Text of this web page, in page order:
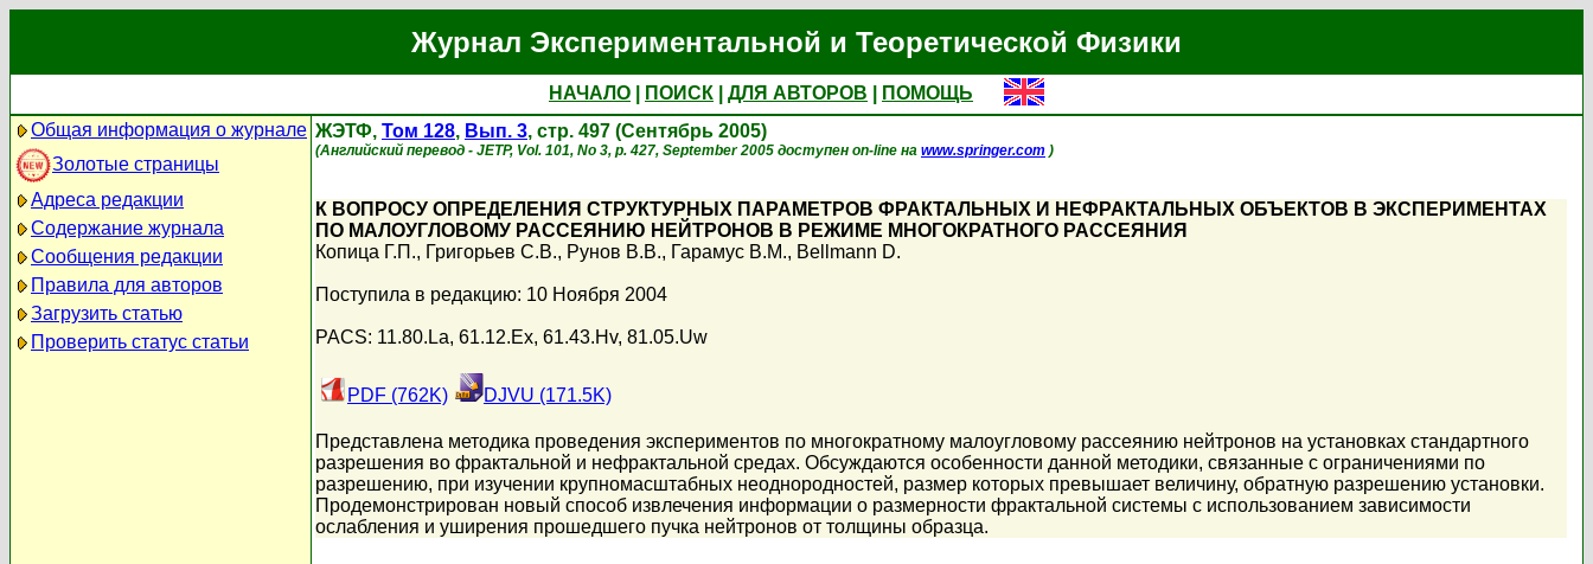
Журнал Экспериментальной и Теоретической Физики
НАЧАЛО ПОИСК ДЛЯ АВТОРОВ
ПОМОЩЬ
Общая информация о журнале
Золотые страницы
Адреса редакции
Содержание журнала
Сообщения редакции
Правила для авторов
Загрузить статью
Проверить статус статьи
ЖЭТФ, Том 128, Вып. 3, стр. 497 (Сентябрь 2005)
(Английский перевод - JETP, Vol. 101, No 3, p. 427, September 2005 доступен on-line на www.springer.com )
К ВОПРОСУ ОПРЕДЕЛЕНИЯ СТРУКТУРНЫХ ПАРАМЕТРОВ ФРАКТАЛЬНЫХ И НЕФРАКТАЛЬНЫХ ОБЪЕКТОВ В ЭКСПЕРИМЕНТАХ
ПО МАЛОУГЛОВОМУ РАССЕЯНИЮ НЕЙТРОНОВ В РЕЖИМЕ МНОГОКРАТНОГО РАССЕЯНИЯ
Копица Г.П., Григорьев С.В., Рунов В.В., Гарамус В.М., Bellmann D.
Поступила в редакцию: 10 Ноября 2004
PACS: 11.80.La, 61.12.Ex, 61.43.Hv, 81.05.Uw
PDF (762K) DJVU (171.5K)
Представлена методика проведения экспериментов по многократному малоугловому рассеянию нейтронов на установках стандартного
разрешения во фрактальной и нефрактальной средах. Обсуждаются особенности данной методики, связанные с ограничениями по
разрешению, при изучении крупномасштабных неоднородностей, размер которых превышает величину, обратную разрешению установки.
Продемонстрирован новый способ извлечения информации о размерности фрактальной системы с использованием зависимости
ослабления и уширения прошедшего пучка нейтронов от толщины образца.